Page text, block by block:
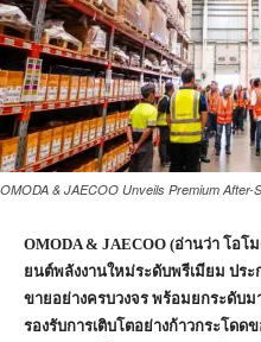
OMODA & JAECOO Unveils Premium After-
OMODA & JAECOO (อ่านว่า โอ
ยนต์พลังงานใหม่ระดับพรีเมียม ปร
ขายอย่างครบวงจร พร้อมยกระดับม
รองรับการเติบโตอย่างก้าวกระโดด